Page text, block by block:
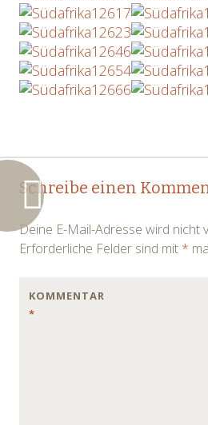
Post
navigation
←
→
Schreibe einen
Deine E-Mail-Adresse wird nicht
Erforderliche Felder sind mit *
KOMMENTAR
*